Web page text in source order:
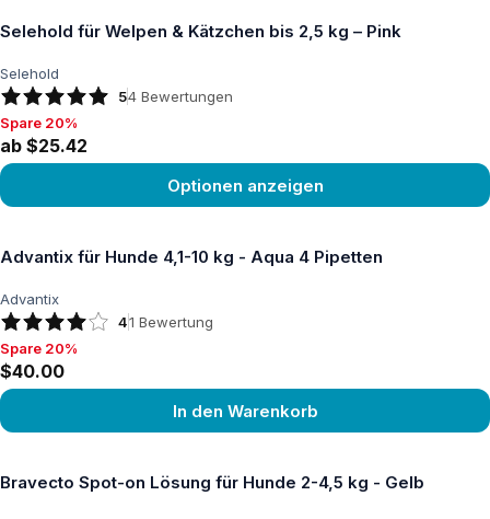
Selehold für Welpen & Kätzchen bis 2,5 kg – Pink
Selehold
54 Bewertungen
Spare 20%, ab $25.42
Spare 20%
ab $25.42
Optionen anzeigen
Advantix für Hunde 4,1-10 kg - Aqua 4 Pipetten
Advantix
41 Bewertung
Spare 20%, $40.00
Spare 20%
$40.00
In den Warenkorb
Bravecto Spot-on Lösung für Hunde 2-4,5 kg - Gelb